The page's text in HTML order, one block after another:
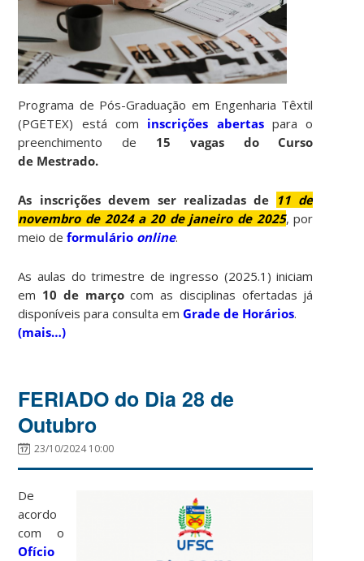
Programa de Pós-Graduação em Engenharia Têxtil
(PGETEX) está com inscrições abertas para o
preenchimento de 15 vagas
do Curso
de Mestrado.
As inscrições devem ser realizadas de 11 de
novembro de 2024 a 20 de janeiro de 2025, por
meio deformulário online.
As aulas do trimestre de ingresso (2025.1) iniciam
em 10 de marçocom as disciplinas ofertadas já
disponíveis para consulta emGrade de Horários.
(mais…)
FERIADO do Dia 28 de
Outubro
23/10/2024 10:00
De
acordo
com o
Ofício